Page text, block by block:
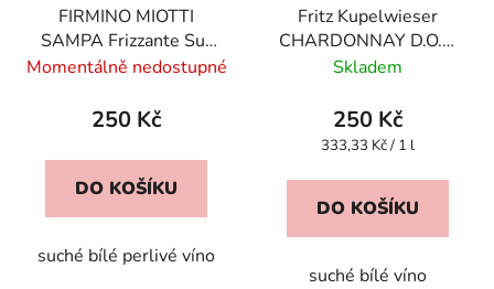
FIRMINO MIOTTI
SAMPA Frizzante Sur
Lie
Momentálně nedostupné
250 Kč
DO KOŠÍKU
suché bílé perlivé víno
Fritz Kupelwieser
CHARDONNAY D.O.C.
Süd Tirol
Skladem
250 Kč
Měrná
333,33 Kč / 1 l
DO KOŠÍKU
suché bílé víno